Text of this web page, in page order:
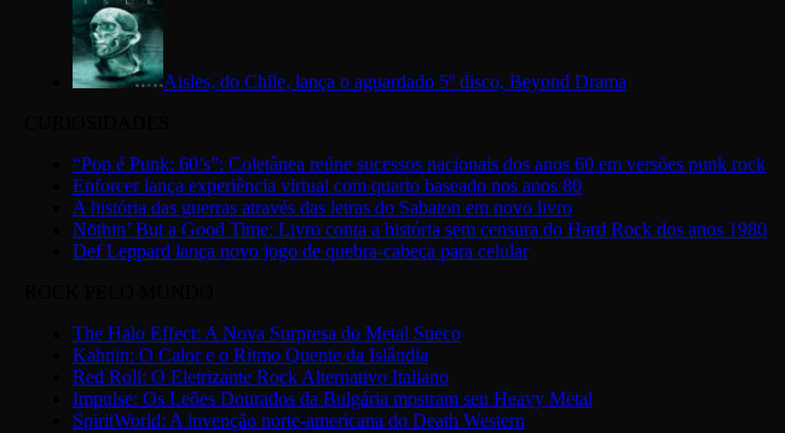
Aisles, do Chile, lança o aguardado 5º disco, Beyond Drama
“Pop é Punk: 60’s”: Coletânea reúne sucessos nacionais dos anos 60 em versões punk rock
Enforcer lança experiência virtual com quarto baseado nos anos 80
A história das guerras através das letras do Sabaton em novo livro
Nöthin’ But a Good Time: Livro conta a história sem censura do Hard Rock dos anos 1980
Def Leppard lança novo jogo de quebra-cabeça para celular
The Halo Effect: A Nova Surpresa do Metal Sueco
Kahnin: O Calor e o Ritmo Quente da Islândia
Red Roll: O Eletrizante Rock Alternativo Italiano
Impulse: Os Leões Dourados da Bulgária mostram seu Heavy Metal
SpiritWorld: A invenção norte-americana do Death Western